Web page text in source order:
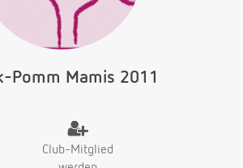
Pomm Mamis 2011
Club-Mitglied